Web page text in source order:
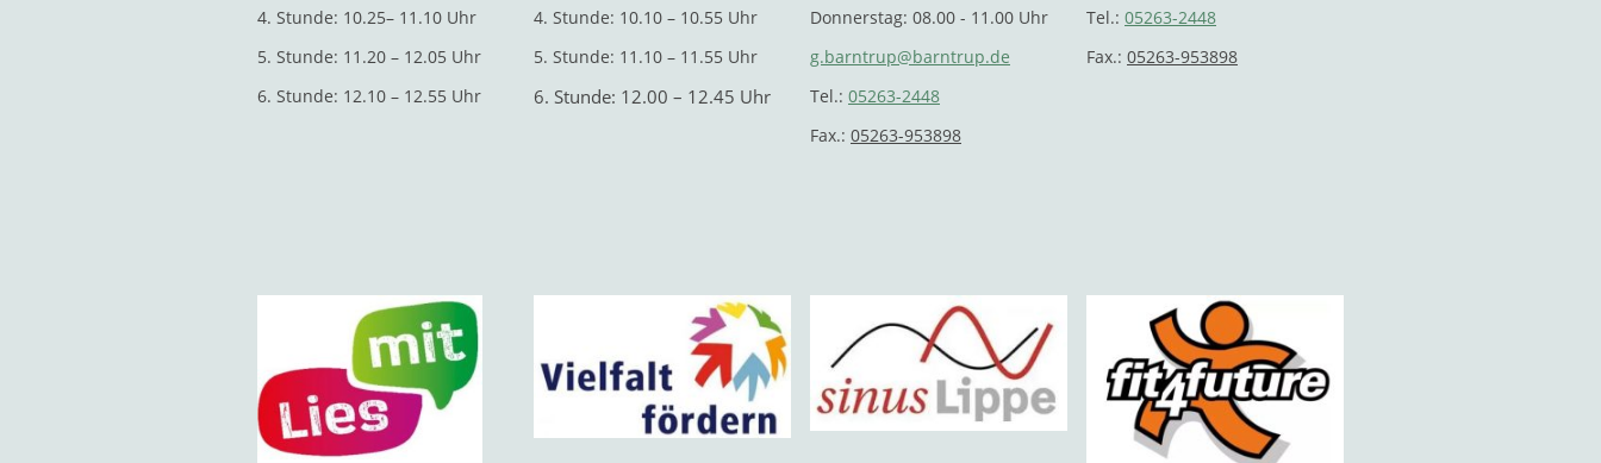
4. Stunde: 10.25– 11.10 Uhr
5. Stunde: 11.20 – 12.05 Uhr
6. Stunde: 12.10 – 12.55 Uhr
4. Stunde: 10.10 – 10.55 Uhr
5. Stunde: 11.10 – 11.55 Uhr
6. Stunde: 12.00 – 12.45 Uhr
Donnerstag: 08.00 - 11.00 Uhr
g.barntrup@barntrup.de
Tel.: 05263-2448
Fax.: 05263-953898
Tel.: 05263-2448
Fax.: 05263-953898